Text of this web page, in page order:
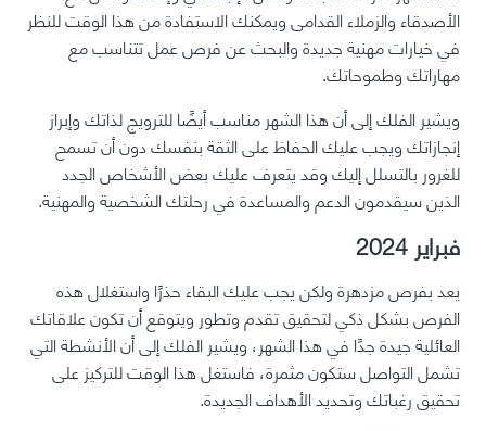
الأصدقاء والزملاء القدامى ويمكنك الاستفادة من هذا الوقت للنظر
في خيارات مهنية جديدة والبحث عن فرص عمل تتناسب مع
مهاراتك وطموحاتك.
ويشير الفلك إلى أن هذا الشهر مناسب أيضًا للترويج لذاتك وإبراز
إنجازاتك ويجب عليك الحفاظ على الثقة بنفسك دون أن تسمح
للغرور بالتسلل إليك وقد يتعرف عليك بعض الأشخاص الجدد
الذين سيقدمون الدعم والمساعدة في رحلتك الشخصية والمهنية.
فبراير 2024
يعد بفرص مزدهرة ولكن يجب عليك البقاء حذرًا واستغلال هذه
الفرص بشكل ذكي لتحقيق تقدم وتطور ويتوقع أن تكون علاقاتك
العائلية جيدة جدًا في هذا الشهر، ويشير الفلك إلى أن الأنشطة التي
تشمل التواصل ستكون مثمرة، فاستغل هذا الوقت للتركيز على
تحقيق رغباتك وتحديد الأهداف الجديدة.